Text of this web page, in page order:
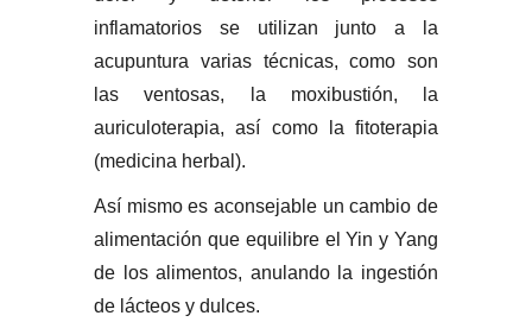
inflamatorios se utilizan junto a la
acupuntura varias técnicas, como son
las ventosas, la moxibustión, la
auriculoterapia, así como la fitoterapia
(medicina herbal).
Así mismo es aconsejable un cambio de
alimentación que equilibre el Yin y Yang
de los alimentos, anulando la ingestión
de lácteos y dulces.